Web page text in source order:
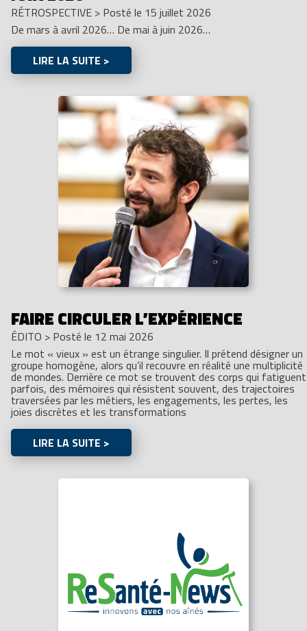
RÉTROSPECTIVE > Posté le 15 juillet 2026
De mars à avril 2026… De mai à juin 2026…
LIRE LA SUITE >
FAIRE CIRCULER L’EXPÉRIENCE
ÉDITO > Posté le 12 mai 2026
Le mot « vieux » est un étrange singulier. Il prétend désigner un
groupe homogène, alors qu’il recouvre en réalité une multiplicité
de mondes. Derrière ce mot se trouvent des corps qui fatiguent
parfois, des mémoires qui résistent souvent, des trajectoires
traversées par les métiers, les engagements, les pertes, les
joies discrètes et les transformations
LIRE LA SUITE >